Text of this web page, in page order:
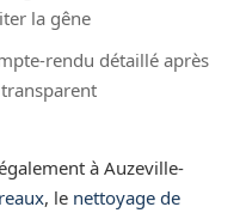
la gêne
rendu détaillé après
à Auzeville-
, le nettoyage de